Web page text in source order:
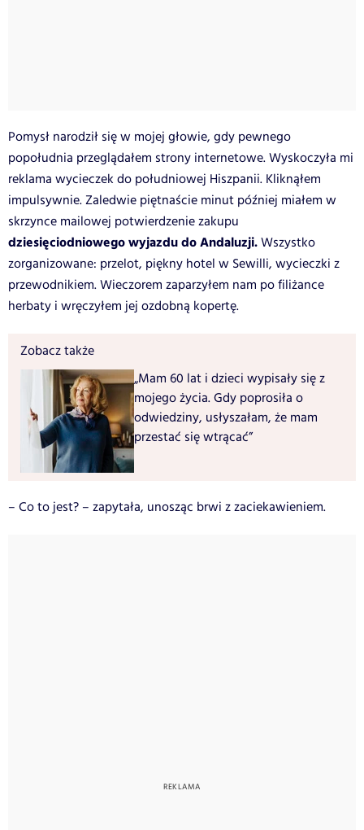
Pomysł narodził się w mojej głowie, gdy pewnego
popołudnia przeglądałem strony internetowe. Wyskoczyła mi
reklama wycieczek do południowej Hiszpanii. Kliknąłem
impulsywnie. Zaledwie piętnaście minut później miałem w
skrzynce mailowej potwierdzenie zakupu
dziesięciodniowego wyjazdu do Andaluzji.Wszystko
zorganizowane: przelot, piękny hotel w Sewilli, wycieczki z
przewodnikiem. Wieczorem zaparzyłem nam po filiżance
herbaty i wręczyłem jej ozdobną kopertę.
Zobacz także
„Mam 60 lat i dzieci wypisały się z
mojego życia. Gdy poprosiła o
odwiedziny, usłyszałam, że mam
przestać się wtrącać”
– Co to jest? – zapytała, unosząc brwi z zaciekawieniem.